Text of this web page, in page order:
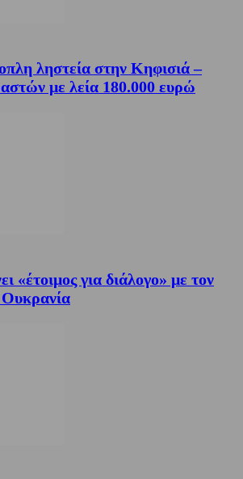
ληστεία στην Κηφισιά –
με λεία 180.000 ευρώ
«έτοιμος για διάλογο» με τον